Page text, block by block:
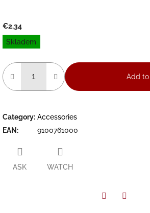
€2,34
Measure
price:
Skladem
Add
Category: Accessories
EAN : 9100761000
ASK WATCH